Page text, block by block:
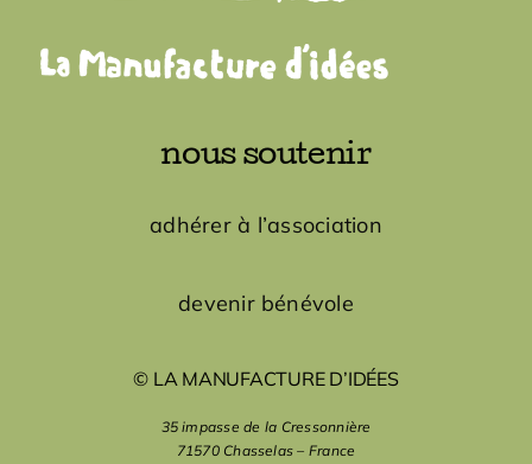
nous soutenir
adhérer à l’association
devenir bénévole
© LA MANUFACTURE D’IDÉES
35 impasse de la Cressonnière
71570 Chasselas – France